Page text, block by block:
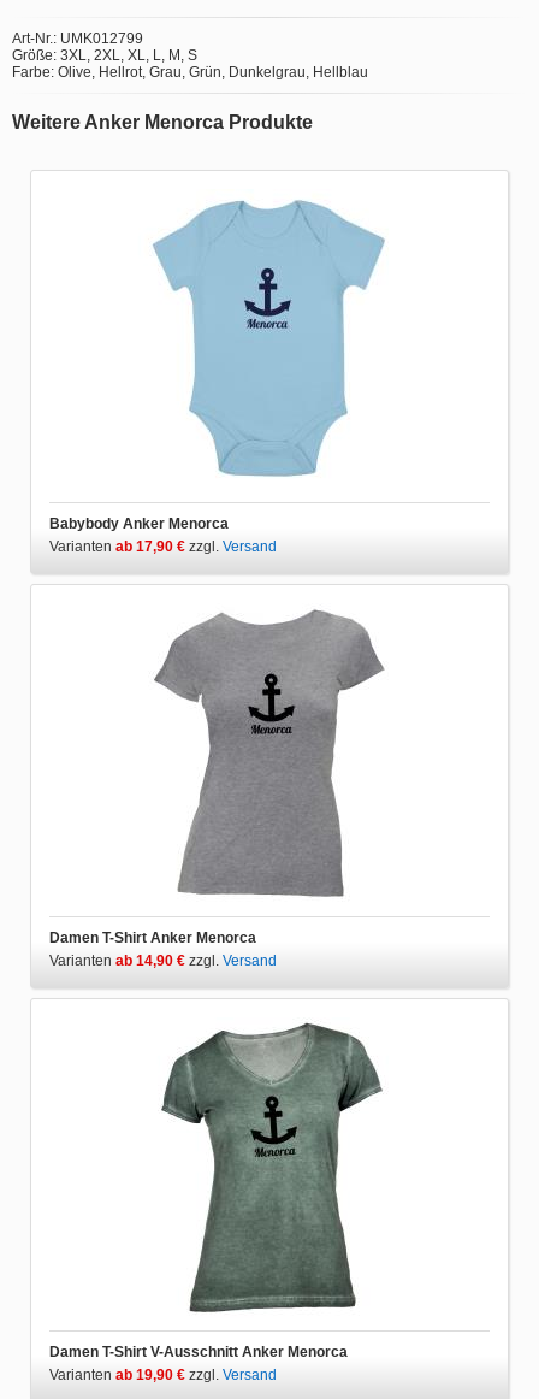
Art-Nr.: UMK012799
Größe: 3XL, 2XL, XL, L, M, S
Farbe: Olive, Hellrot, Grau, Grün, Dunkelgrau, Hellblau
Weitere Anker Menorca Produkte
Babybody Anker Menorca
Varianten ab 17,90 € zzgl. Versand
Damen T-Shirt Anker Menorca
Varianten ab 14,90 € zzgl. Versand
Damen T-Shirt V-Ausschnitt Anker Menorca
Varianten ab 19,90 € zzgl. Versand